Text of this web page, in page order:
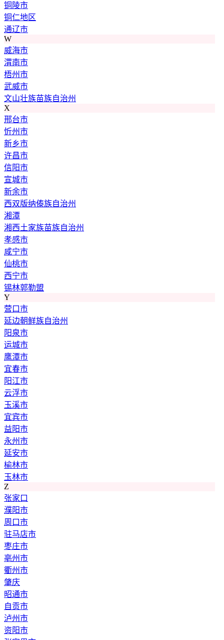
铜陵市
铜仁地区
通辽市
W
威海市
渭南市
梧州市
武威市
文山壮族苗族自治州
X
邢台市
忻州市
新乡市
许昌市
信阳市
宣城市
新余市
西双版纳傣族自治州
湘潭
湘西土家族苗族自治州
孝感市
咸宁市
仙桃市
西宁市
锡林郭勒盟
Y
营口市
延边朝鲜族自治州
阳泉市
运城市
鹰潭市
宜春市
阳江市
云浮市
玉溪市
宜宾市
益阳市
永州市
延安市
榆林市
玉林市
Z
张家口
濮阳市
周口市
驻马店市
枣庄市
亳州市
衢州市
肇庆
昭通市
自贡市
泸州市
资阳市